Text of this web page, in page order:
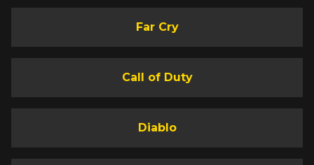
Far Cry
Call of Duty
Diablo